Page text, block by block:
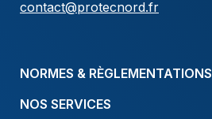
contact@protecnord.fr
NORMES & RÈGLEMENTATIONS
NOS SERVICES